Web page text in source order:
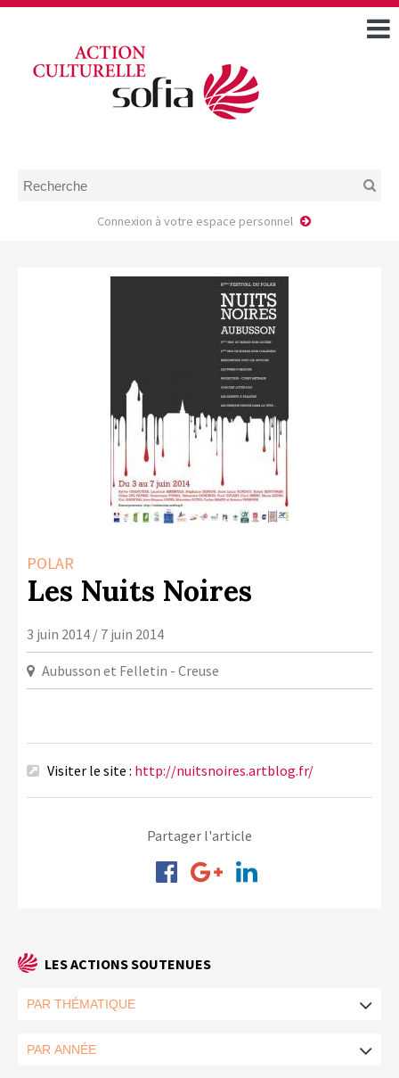
DOSSIERS DE DEMANDE
FAIRE UNE DEMANDE D’AIDE
MODÈLE D’ACCORD DE
PRESTATION
AUTEUR/PORTEUR DE
PROJET
LA COPIE PRIVÉE
NUMÉRIQUE
LA CULTURE AVEC LA COPIE
PRIVÉE
RAPPORT 2019 DE L’ACTION
Connexion à votre espace personnel
POLAR
Les Nuits Noires
3 juin 2014 / 7 juin 2014
Aubusson et Felletin - Creuse
Visiter le site : http://nuitsnoires.artblog.fr/
Partager l'article
LES ACTIONS SOUTENUES